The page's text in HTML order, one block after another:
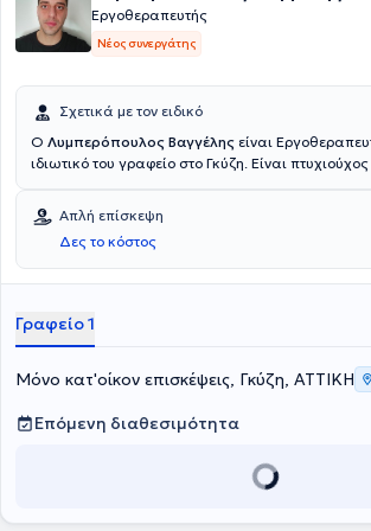
Εργοθεραπευτής
Νέος συνεργάτης
Σχετικά με τον ειδικό
Ο Λυμπερόπουλος Βαγγέλης είναι
ιδιωτικό του γραφείο στο Γκύζη. Είναι
Εργοθεραπείας στο κέντρο αποθεραπείας και
ΘΗΣΕΑΣ ενώ αξίζει να σημειωθεί πως εκτός από
γραφείο παρέχει και τη δυνατότητα για κατ'
Απλή επίσκεψη
Δες το κόστος
Γραφείο 1
Μόνο κατ'οίκον επισκέψεις, Γκύζη, ΑΤΤΙΚΗ
Επόμενη διαθεσιμότητα